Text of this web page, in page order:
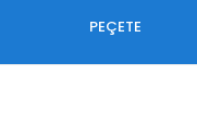
PEÇETE